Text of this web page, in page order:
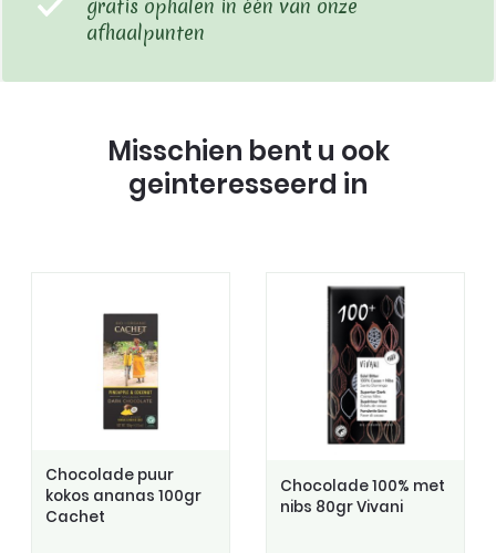
gratis ophalen in één van onze
afhaalpunten
Misschien bent u ook
geinteresseerd in
Chocolade puur
kokos ananas 100gr
Cachet
Chocolade 100% met
nibs 80gr Vivani